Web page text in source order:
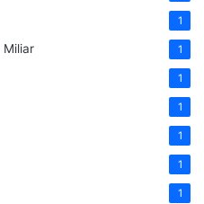
1
Miliar 1
1
1
1
1
1